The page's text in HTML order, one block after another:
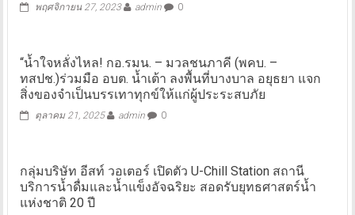
พฤศจิกายน 27, 2023 admin 0
“น้ำใจหลั่งไหล! กอ.รมน. – มวลชนภาคี (พคบ. –
ทสปช.)ร่วมมือ อบต. น้ำเต้า ลงพื้นที่บางบาล อยุธยา แจก
สิ่งของจำเป็นบรรเทาทุกข์ให้แก่ผู้ประระสบภัย
ตุลาคม 21, 2025 admin 0
กลุ่มบริษัท อีสท์ วอเตอร์ เปิดตัว U-Chill Station สถานี
บริการน้ำดื่มและน้ำแข็งอัจฉริยะ สอดรับยุทธศาสตร์น้ำ
แห่งชาติ 20 ปี